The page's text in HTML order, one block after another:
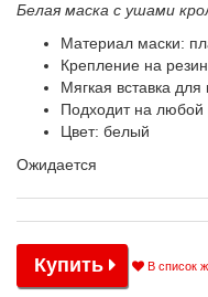
Белая маска с ушами
Материал маски:
Крепление на
Мягкая вставка
Подходит на любой
Цвет: белый
Ожидается
Купить В список